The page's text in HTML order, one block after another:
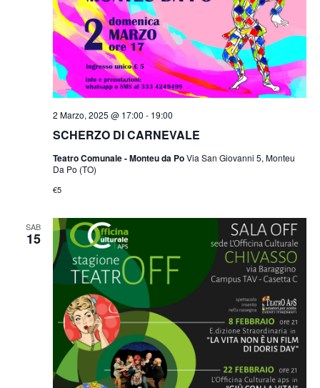
SCHERZO DI CARNEVALE
2 Marzo, 2025 @ 17:00 - 19:00
Teatro Comunale - Monteu da PoVia San Giovanni 5, Monteu
Da Po (TO)
€5
SAB
15